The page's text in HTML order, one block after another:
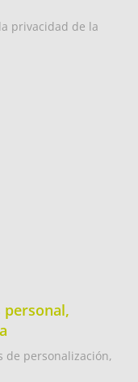
privacidad de la
personal,
de personalización,